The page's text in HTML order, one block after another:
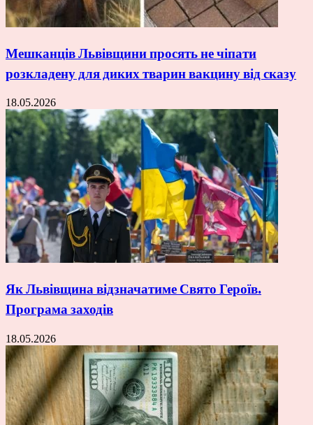
Мешканців Львівщини просять не чіпати
розкладену для диких тварин вакцину від сказу
18.05.2026
Як Львівщина відзначатиме Свято Героїв.
Програма заходів
18.05.2026